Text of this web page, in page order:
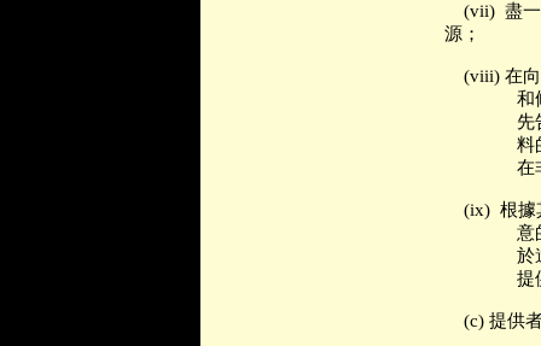
(vii) 盡
源；
(viii) 在
和
先
料
在
(ix) 根據
意
於
提
(c) 提供